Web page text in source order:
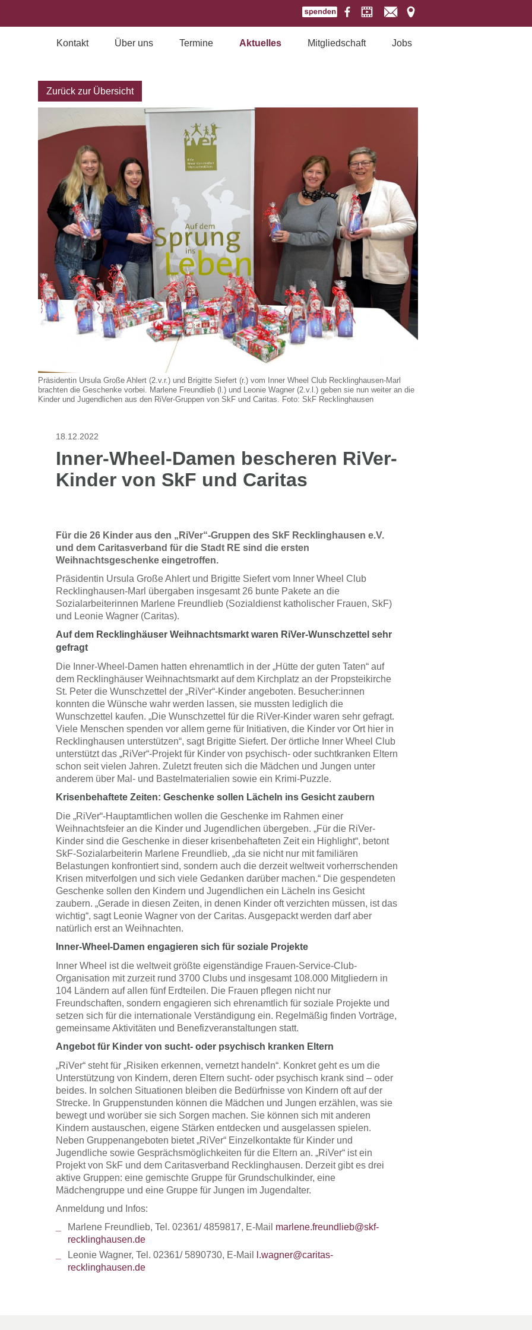
Kontakt Über uns Termine
Aktuelles
Mitgliedschaft Jobs
Zurück zur Übersicht
Präsidentin Ursula Große Ahlert (2.v.r.) und Brigitte Siefert (r.) vom Inner Wheel Club Recklinghausen-Marl
brachten die Geschenke vorbei. Marlene Freundlieb (l.) und Leonie Wagner (2.v.l.) geben sie nun weiter an die
Kinder und Jugendlichen aus den RiVer-Gruppen von SkF und Caritas. Foto: SkF Recklinghausen
18.12.2022
Inner-Wheel-Damen bescheren RiVer-
Kinder von SkF und Caritas
Für die 26 Kinder aus den „RiVer“-Gruppen des SkF Recklinghausen e.V.
und dem Caritasverband für die Stadt RE sind die ersten
Weihnachtsgeschenke eingetroffen.
Präsidentin Ursula Große Ahlert und Brigitte Siefert vom Inner Wheel Club
Recklinghausen-Marl übergaben insgesamt 26 bunte Pakete an die
Sozialarbeiterinnen Marlene Freundlieb (Sozialdienst katholischer Frauen, SkF)
und Leonie Wagner (Caritas).
Auf dem Recklinghäuser Weihnachtsmarkt waren RiVer-Wunschzettel sehr
gefragt
Die Inner-Wheel-Damen hatten ehrenamtlich in der „Hütte der guten Taten“ auf
dem Recklinghäuser Weihnachtsmarkt auf dem Kirchplatz an der Propsteikirche
St. Peter die Wunschzettel der „RiVer“-Kinder angeboten. Besucher:innen
konnten die Wünsche wahr werden lassen, sie mussten lediglich die
Wunschzettel kaufen. „Die Wunschzettel für die RiVer-Kinder waren sehr gefragt.
Viele Menschen spenden vor allem gerne für Initiativen, die Kinder vor Ort hier in
Recklinghausen unterstützen“, sagt Brigitte Siefert. Der örtliche Inner Wheel Club
unterstützt das „RiVer“-Projekt für Kinder von psychisch- oder suchtkranken Eltern
schon seit vielen Jahren. Zuletzt freuten sich die Mädchen und Jungen unter
anderem über Mal- und Bastelmaterialien sowie ein Krimi-Puzzle.
Krisenbehaftete Zeiten: Geschenke sollen Lächeln ins Gesicht zaubern
Die „RiVer“-Hauptamtlichen wollen die Geschenke im Rahmen einer
Weihnachtsfeier an die Kinder und Jugendlichen übergeben. „Für die RiVer-
Kinder sind die Geschenke in dieser krisenbehafteten Zeit ein Highlight“, betont
SkF-Sozialarbeiterin Marlene Freundlieb, „da sie nicht nur mit familiären
Belastungen konfrontiert sind, sondern auch die derzeit weltweit vorherrschenden
Krisen mitverfolgen und sich viele Gedanken darüber machen.“ Die gespendeten
Geschenke sollen den Kindern und Jugendlichen ein Lächeln ins Gesicht
zaubern. „Gerade in diesen Zeiten, in denen Kinder oft verzichten müssen, ist das
wichtig“, sagt Leonie Wagner von der Caritas. Ausgepackt werden darf aber
natürlich erst an Weihnachten.
Inner-Wheel-Damen engagieren sich für soziale Projekte
Inner Wheel ist die weltweit größte eigenständige Frauen-Service-Club-
Organisation mit zurzeit rund 3700 Clubs und insgesamt 108.000 Mitgliedern in
104 Ländern auf allen fünf Erdteilen. Die Frauen pflegen nicht nur
Freundschaften, sondern engagieren sich ehrenamtlich für soziale Projekte und
setzen sich für die internationale Verständigung ein. Regelmäßig finden Vorträge,
gemeinsame Aktivitäten und Benefizveranstaltungen statt.
Angebot für Kinder von sucht- oder psychisch kranken Eltern
„RiVer“ steht für „Risiken erkennen, vernetzt handeln“. Konkret geht es um die
Unterstützung von Kindern, deren Eltern sucht- oder psychisch krank sind – oder
beides. In solchen Situationen bleiben die Bedürfnisse von Kindern oft auf der
Strecke. In Gruppenstunden können die Mädchen und Jungen erzählen, was sie
bewegt und worüber sie sich Sorgen machen. Sie können sich mit anderen
Kindern austauschen, eigene Stärken entdecken und ausgelassen spielen.
Neben Gruppenangeboten bietet „RiVer“ Einzelkontakte für Kinder und
Jugendliche sowie Gesprächsmöglichkeiten für die Eltern an. „RiVer“ ist ein
Projekt von SkF und dem Caritasverband Recklinghausen. Derzeit gibt es drei
aktive Gruppen: eine gemischte Gruppe für Grundschulkinder, eine
Mädchengruppe und eine Gruppe für Jungen im Jugendalter.
Anmeldung und Infos:
Marlene Freundlieb, Tel. 02361/ 4859817, E-Mail marlene.freundlieb@skf-
recklinghausen.de
Leonie Wagner, Tel. 02361/ 5890730, E-Mail
l.wagner@caritas-
recklinghausen.de